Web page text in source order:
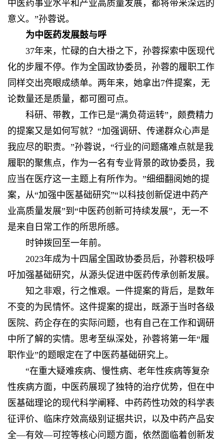
中医药事业水平和产业高质量发展，都将带来深远的
意义。”孙蓉说。
为中医药发展鼓与呼
37年来，忙碌的白大褂之下，孙蓉探索中医现代
化的步履不停。作为全国政协委员，孙蓉的履职工作
同样交出亮眼成绩单。两年来，她拿出7件提案，无
论数量还是质量，都可圈可点。
科研、带教，工作已是“满负荷运转”，颇费精力
的提案又是如何写就？“加强调研、传递群众心声是
我应尽的职责。”孙蓉说，“行业的问题痛难点就是我
履职的聚焦点，作为一名有专业背景的政协委员，我
应当在医疗这一主题上有所作为。”细细翻阅她的提
案，从“加强中医基础研究”“以科技创新促进中药产
业高质量发展”到“中医药创新可持续发展”，无一不
是来自日常工作的所思所感。
时钟拨回至一年前。
2023年成为十四届全国政协委员后，孙蓉积极呼
吁加强基础研究，从源头促进中医药传承创新发展。
知之非艰，行之惟艰。一件提案的背后，是数年
不变的为民情怀。这件提案的提出，既源于当时各级
医院、药企存在的实际问题，也有自己在工作和调研
中所了解的实情。思考至纵深处，孙蓉将第一年“履
职作业”的题眼定在了中医药基础研究上。
“在重大疑难疾病、慢性病、老年性疾病等复杂
性疾病方面，中医药展现了独特的治疗优势，但在中
医基础理论的现代科学阐释、中药药性功效的科学表
征评价、临床疗效高级别证据共识，以及中药产品安
全—有效—可控等核心问题方面，依然面临着创新发